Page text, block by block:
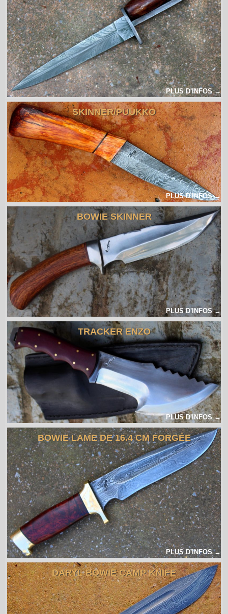
PLUS D'INFOS →
SKINNER/PUUKKO
PLUS D'INFOS →
BOWIE SKINNER
PLUS D'INFOS →
TRACKER ENZO
PLUS D'INFOS →
BOWIE LAME DE 16.4 CM FORGÉE
PLUS D'INFOS →
DARYL BOWIE CAMP KNIFE